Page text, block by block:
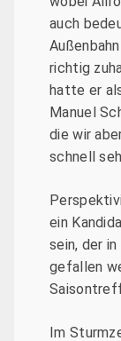
auch
richtig
hatte er
Manuel
die wir
schnell
ein
sein, der
gefallen
Im